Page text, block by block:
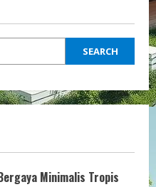
SEARCH
Minimalis Tropis